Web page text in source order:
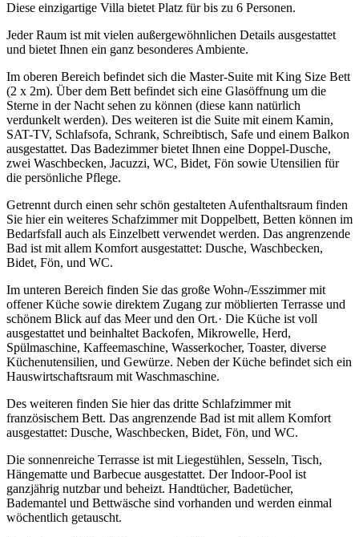
Diese einzigartige Villa bietet Platz für bis zu 6 Personen.
Jeder Raum ist mit vielen außergewöhnlichen Details ausgestattet
und bietet Ihnen ein ganz besonderes Ambiente.
Im oberen Bereich befindet sich die Master-Suite mit King Size Bett
(2 x 2m). Über dem Bett befindet sich eine Glasöffnung um die
Sterne in der Nacht sehen zu können (diese kann natürlich
verdunkelt werden). Des weiteren ist die Suite mit einem Kamin,
SAT-TV, Schlafsofa, Schrank, Schreibtisch, Safe und einem Balkon
ausgestattet. Das Badezimmer bietet Ihnen eine Doppel-Dusche,
zwei Waschbecken, Jacuzzi, WC, Bidet, Fön sowie Utensilien für
die persönliche Pflege.
Getrennt durch einen sehr schön gestalteten Aufenthaltsraum finden
Sie hier ein weiteres Schafzimmer mit Doppelbett, Betten können im
Bedarfsfall auch als Einzelbett verwendet werden. Das angrenzende
Bad ist mit allem Komfort ausgestattet: Dusche, Waschbecken,
Bidet, Fön, und WC.
Im unteren Bereich finden Sie das große Wohn-/Esszimmer mit
offener Küche sowie direktem Zugang zur möblierten Terrasse und
schönem Blick auf das Meer und den Ort.· Die Küche ist voll
ausgestattet und beinhaltet Backofen, Mikrowelle, Herd,
Spülmaschine, Kaffeemaschine, Wasserkocher, Toaster, diverse
Küchenutensilien, und Gewürze. Neben der Küche befindet sich ein
Hauswirtschaftsraum mit Waschmaschine.
Des weiteren finden Sie hier das dritte Schlafzimmer mit
französischem Bett. Das angrenzende Bad ist mit allem Komfort
ausgestattet: Dusche, Waschbecken, Bidet, Fön, und WC.
Die sonnenreiche Terrasse ist mit Liegestühlen, Sesseln, Tisch,
Hängematte und Barbecue ausgestattet. Der Indoor-Pool ist
ganzjährig nutzbar und beheizt. Handtücher, Badetücher,
Bademantel und Bettwäsche sind vorhanden und werden einmal
wöchentlich getauscht.